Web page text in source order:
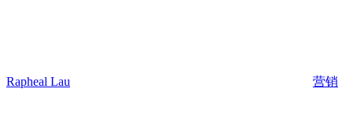
Rapheal Lau 营销